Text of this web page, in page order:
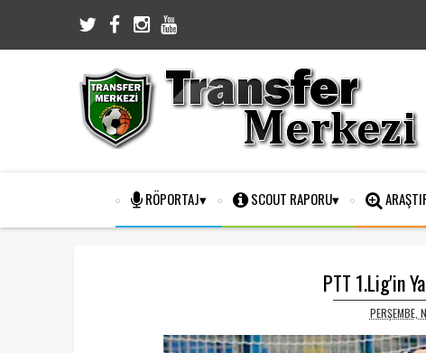
RÖPORTAJ SCOUT RAPORU
PTT 1.Lig'in
PERŞEMBE,